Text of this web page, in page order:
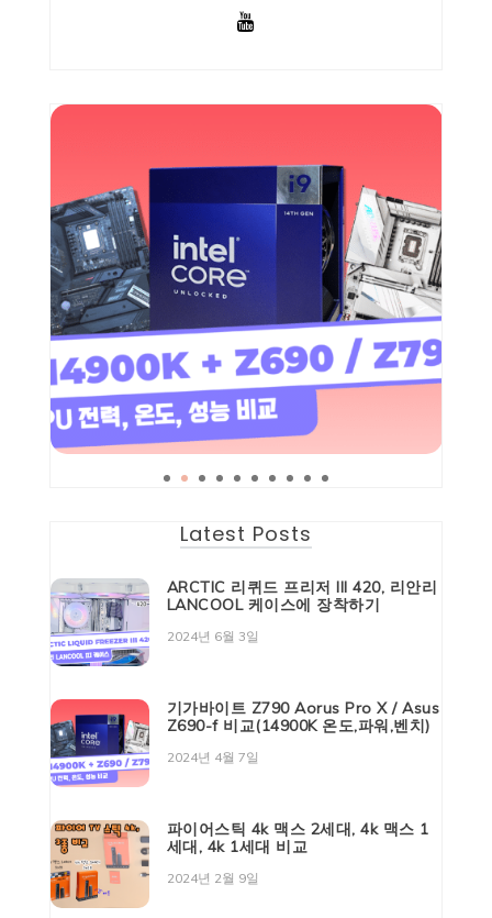
Latest Posts
ARCTIC 리퀴드 프리저 III 420, 리안리
LANCOOL 케이스에 장착하기
2024년 6월 3일
기가바이트 Z790 Aorus Pro X / Asus
Z690-f 비교(14900K 온도,파워,벤치)
2024년 4월 7일
파이어스틱 4k 맥스 2세대, 4k 맥스 1
세대, 4k 1세대 비교
2024년 2월 9일